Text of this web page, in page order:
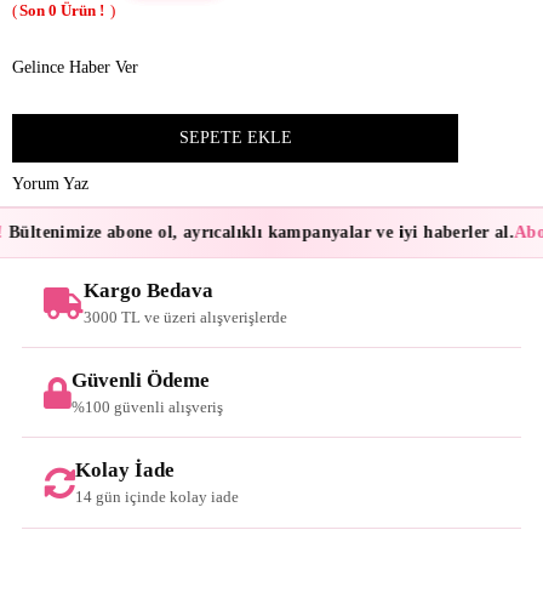
0
Gelince Haber Ver
Yorum Yaz
Bültenimize abone ol, ayrıcalıklı kampanyalar ve iyi haberler al.
Kargo Bedava
3000 TL ve üzeri alışverişlerde
Güvenli Ödeme
%100 güvenli alışveriş
Kolay İade
14 gün içinde kolay iade